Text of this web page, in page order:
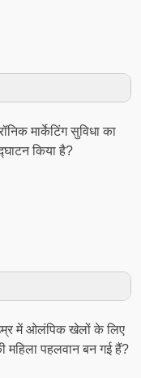
मार्केटिंग सुविधा का
किया है?
में ओलंपिक खेलों के लिए
महिला पहलवान बन गई हैं?